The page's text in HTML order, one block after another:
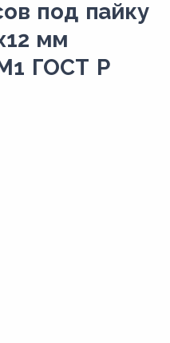
под пайку
мм
ГОСТ Р